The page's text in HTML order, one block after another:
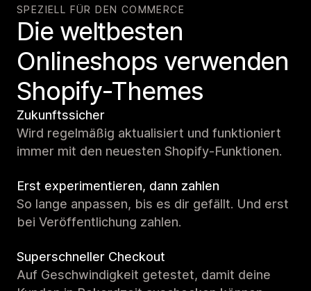
SPEZIELL FÜR DEN COMMERCE
Die weltbesten
Onlineshops verwenden
Shopify-Themes
Zukunftssicher
Wird regelmäßig aktualisiert und funktioniert
immer mit den neuesten Shopify-Funktionen.
Erst experimentieren, dann zahlen
So lange anpassen, bis es dir gefällt. Und erst
bei Veröffentlichung zahlen.
Superschneller Checkout
Auf Geschwindigkeit getestet, damit deine